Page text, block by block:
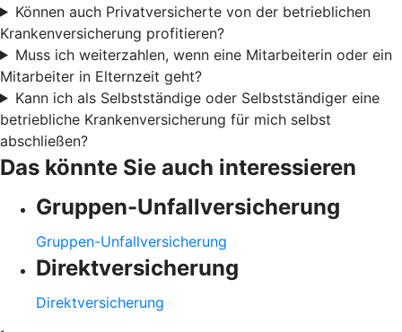
Können auch Privatversicherte von der betrieblichen
Krankenversicherung profitieren?
Muss ich weiterzahlen, wenn eine Mitarbeiterin oder ein
Mitarbeiter in Elternzeit geht?
Kann ich als Selbstständige oder Selbstständiger eine
betriebliche Krankenversicherung für mich selbst
abschließen?
Das könnte Sie auch interessieren
Gruppen-Unfallversicherung
Gruppen-Unfallversicherung
Direktversicherung
Direktversicherung